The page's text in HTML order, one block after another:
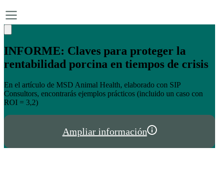
Un año transformando las compras
profesionales en salud y bienestar animal:
Un año creciendo junto a los profesionales del sector animal en
España y Portugal
Ampliar información